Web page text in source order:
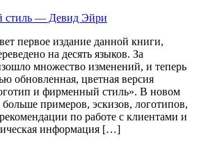
стиль — Девид Эйри
первое издание данной книги,
на десять языков. За
множество изменений, и теперь
обновленная, цветная версия
и фирменный стиль». В новом
примеров, эскизов, логотипов,
по работе с клиентами и
информация […]